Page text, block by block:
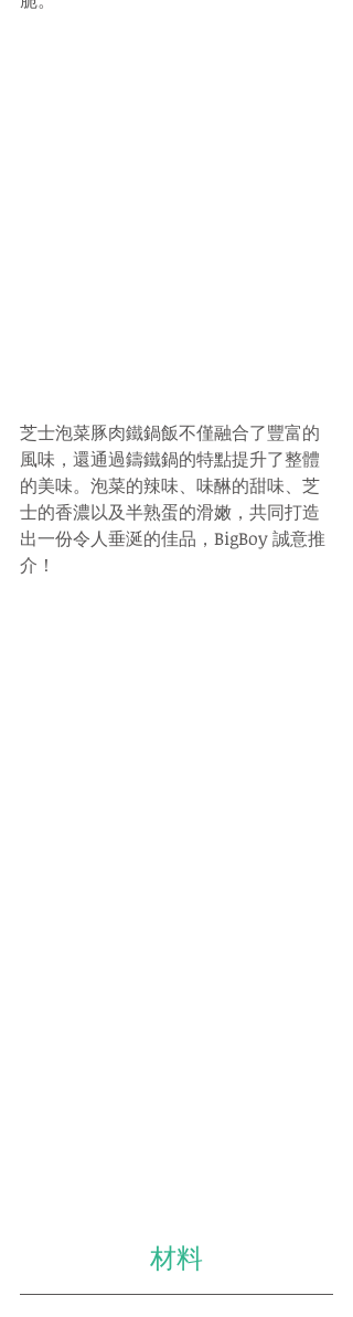
芝士泡菜豚肉鐵鍋飯不僅融合了豐富的
風味，還通過鑄鐵鍋的特點提升了整體
的美味。泡菜的辣味、味醂的甜味、芝
士的香濃以及半熟蛋的滑嫩，共同打造
出一份令人垂涎的佳品，BigBoy 誠意推
介！
材料